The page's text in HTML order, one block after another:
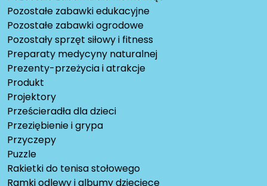
Pozostałe zabawki edukacyjne
Pozostałe zabawki ogrodowe
Pozostały sprzęt siłowy i fitness
Preparaty medycyny naturalnej
Prezenty-przeżycia i atrakcje
Produkt
Projektory
Prześcieradła dla dzieci
Przeziębienie i grypa
Przyczepy
Puzzle
Rakietki do tenisa stołowego
Ramki odlewy i albumy dziecięce